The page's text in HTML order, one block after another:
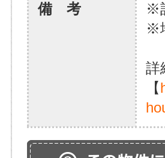
備 考
※
※
詳
【